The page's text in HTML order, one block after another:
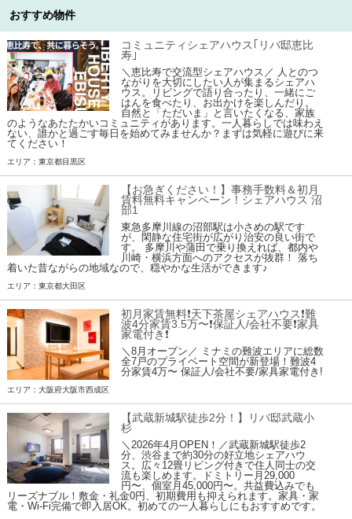
おすすめ物件
コミュニティシェアハウス｢リバ邸恵比
寿｣
＼恵比寿で交流型シェアハウス／ 人とのつ
ながりを大切にしたい人が集まるシェアハ
ウス。リビングで語り合ったり、一緒にご
はんを食べたり、お出かけを楽しんだり。
自然と「ただいま」と言いたくなる、家族
のようなあたたかいコミュニティがあります。一人暮らしでは味わえ
ない、誰かと過ごす毎日を始めてみませんか？まずは気軽に遊びに来
てください！
エリア：東京都目黒区
【お急ぎください！】事務手数料＆初月
賃料無料キャンペーン！シェアハウス 沼
部1
東急多摩川線の沼部駅は小さめの駅です
が、閑静な住宅街が広がり治安の良い街で
す。 多摩川や蒲田で乗り換えれば、都内や
川崎・横浜方面へのアクセスが抜群！ 落ち
着いた昔ながらの地域なので、穏やかな生活ができます♪
エリア：東京都大田区
初月家賃無料❗️天下茶屋シェアハウス❗️難
波4分家賃3.5万〜❗️保証人/会社不要❗️家具
家電付き❗
＼8月オープン／ ミナミの難波エリアに総数
全7戸のプライベート空間が新登場！難波4
分家賃4万〜 保証人/会社不要/家具家電付き!
エリア：大阪府大阪市西成区
【武蔵新城駅徒歩2分！】リバ邸武蔵小
杉
＼2026年4月OPEN！／武蔵新城駅徒歩2
分、渋谷まで約30分の好立地シェアハウ
ス。広々12畳リビング付きで住人同士の交
流も楽しめます。ドミトリー月29,000
円〜、個室月45,000円〜。共益費込みでも
リーズナブル！敷金・礼金0円、初期費用も抑えられます。家具・家
電・Wi-Fi完備で即入居OK。初めての一人暮らしにもおすすめです。